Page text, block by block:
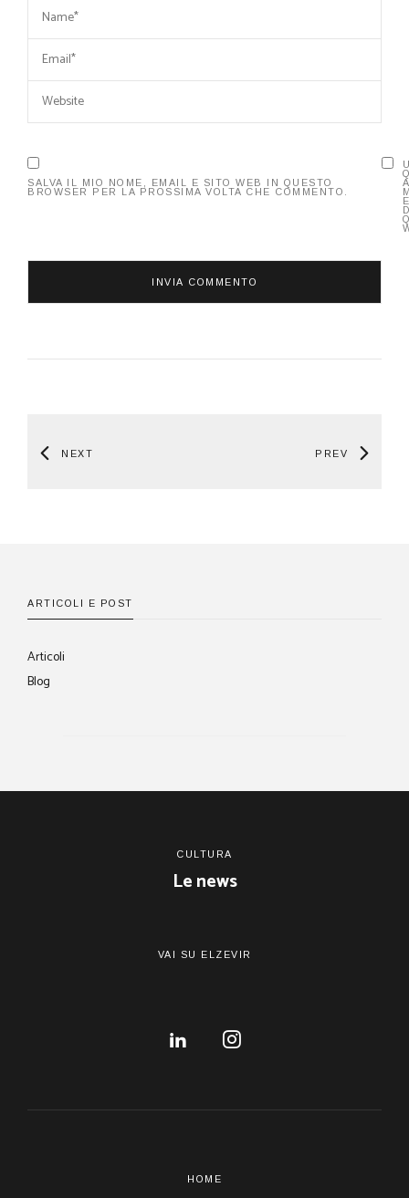
SALVA IL MIO NOME, EMAIL E SITO WEB IN QUESTO
BROWSER PER LA PROSSIMA VOLTA CHE COMMENTO.
NEXT PREV
ARTICOLI E POST
Articoli
Blog
CULTURA
Le news
VAI SU ELZEVIR
HOME